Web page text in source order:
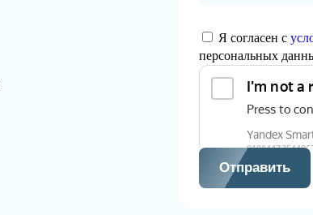
Я согласен с
персональных
Отправить